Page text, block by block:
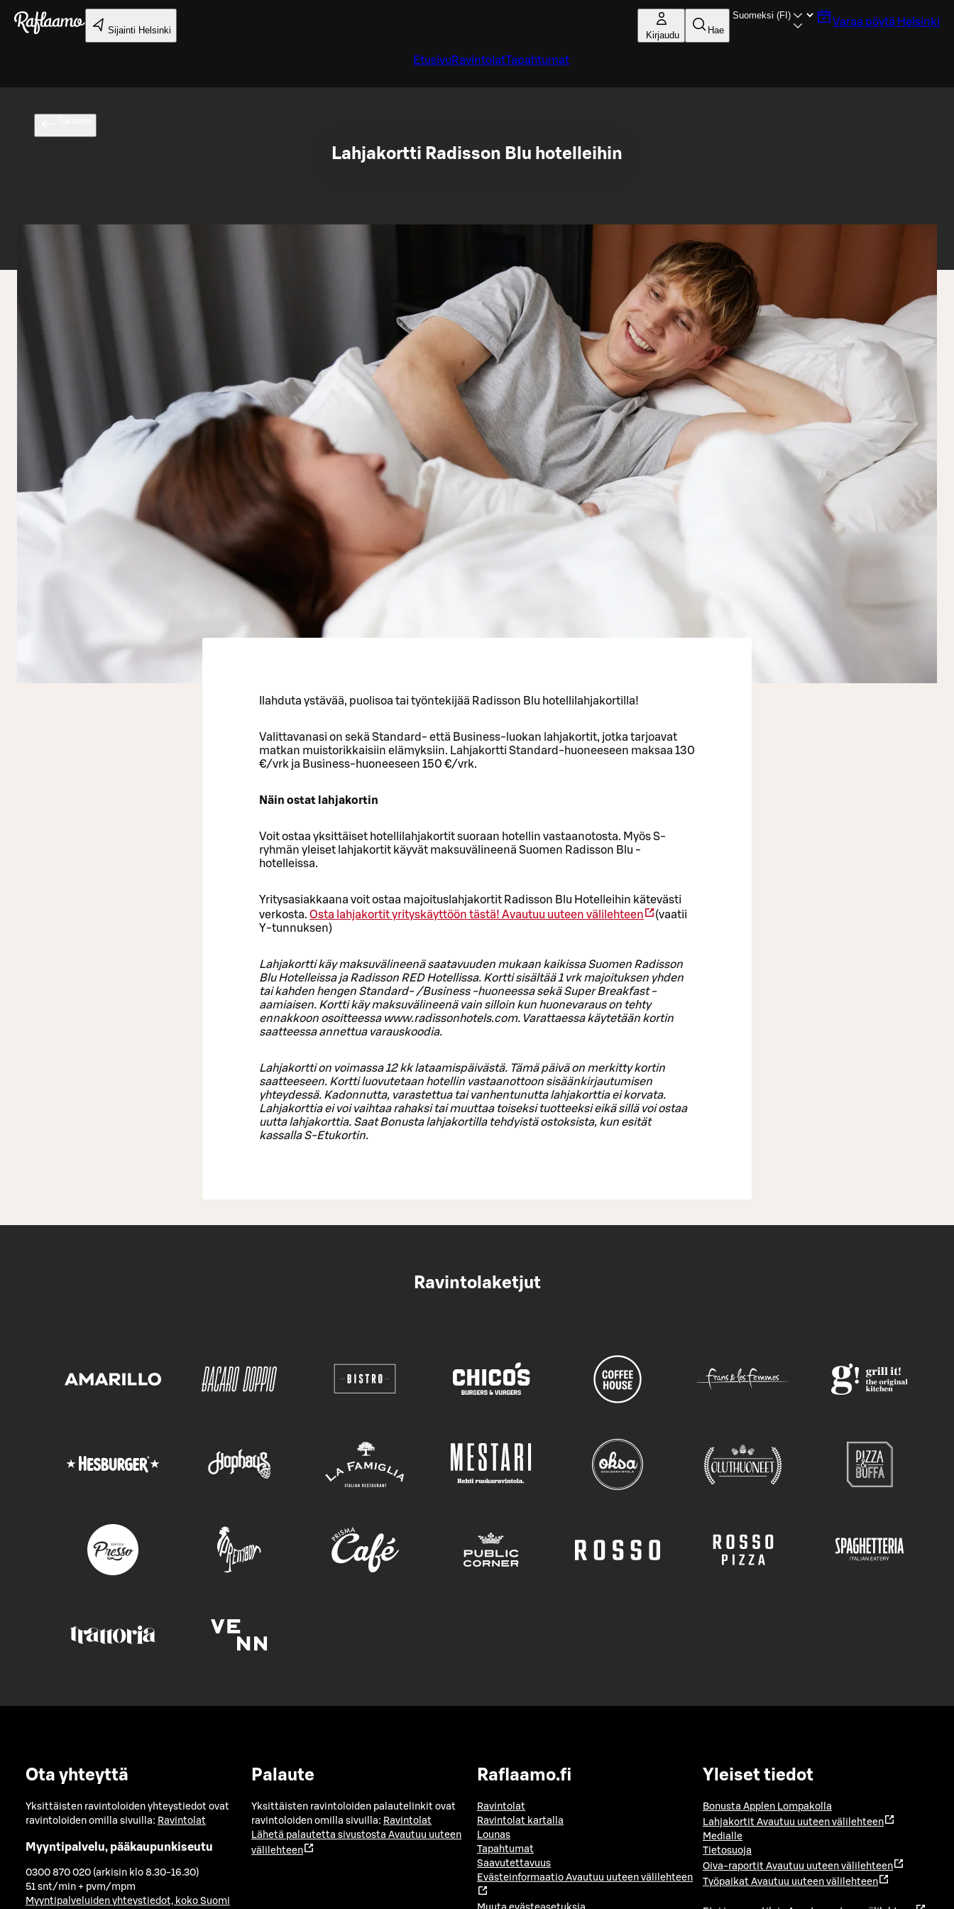
Siirry pääsisältöön
Sijainti Helsinki Kirjaudu Hae
Varaa pöytä Helsinki
Etusivu RavintolatTapahtumat
Lahjakortti Radisson Blu hotelleihin
Ilahduta ystävää, puolisoa tai työntekijää Radisson Blu hotellilahjakortilla!
Valittavanasi on sekä Standard- että Business-luokan lahjakortit, jotka tarjoavat
matkan muistorikkaisiin elämyksiin. Lahjakortti Standard-huoneeseen maksaa 130
€/vrk ja Business-huoneeseen 150 €/vrk.
Näin ostat lahjakortin
Voit ostaa yksittäiset hotellilahjakortit suoraan hotellin vastaanotosta. Myös S-
ryhmän yleiset lahjakortit käyvät maksuvälineenä Suomen Radisson Blu -
hotelleissa.
Yritysasiakkaana voit ostaa majoituslahjakortit Radisson Blu Hotelleihin kätevästi
verkosta. Osta lahjakortit yrityskäyttöön tästä! Avautuu uuteen välilehteen
(vaatii
Y-tunnuksen)
Lahjakortti käy maksuvälineenä saatavuuden mukaan kaikissa Suomen Radisson
Blu Hotelleissa ja Radisson RED Hotellissa. Kortti sisältää 1 vrk majoituksen yhden
tai kahden hengen Standard- /Business -huoneessa sekä Super Breakfast -
aamiaisen. Kortti käy maksuvälineenä vain silloin kun huonevaraus on tehty
ennakkoon osoitteessa www.radissonhotels.com. Varattaessa käytetään kortin
saatteessa annettua varauskoodia.
Lahjakortti on voimassa 12 kk lataamispäivästä. Tämä päivä on merkitty kortin
saatteeseen. Kortti luovutetaan hotellin vastaanottoon sisäänkirjautumisen
yhteydessä. Kadonnutta, varastettua tai vanhentunutta lahjakorttia ei korvata.
Lahjakorttia ei voi vaihtaa rahaksi tai muuttaa toiseksi tuotteeksi eikä sillä voi ostaa
uutta lahjakorttia. Saat Bonusta lahjakortilla tehdyistä ostoksista, kun esität
kassalla S-Etukortin.
Ravintolaketjut
Ota yhteyttä
Yksittäisten ravintoloiden yhteystiedot ovat
ravintoloiden omilla sivuilla: Ravintolat
Myyntipalvelu, pääkaupunkiseutu
0300 870 020 (arkisin klo 8.30-16.30)
51 snt/min + pvm/mpm
Myyntipalveluiden yhteystiedot, koko Suomi
Palaute
Yksittäisten ravintoloiden palautelinkit ovat
ravintoloiden omilla sivuilla: Ravintolat
Lähetä palautetta sivustosta Avautuu uuteen
välilehteen
Raflaamo.fi
Ravintolat
Ravintolat kartalla
Lounas
Tapahtumat
Saavutettavuus
Evästeinformaatio Avautuu uuteen välilehteen
Yleiset tiedot
Bonusta Applen Lompakolla
Lahjakortit Avautuu uuteen välilehteen
Medialle
Tietosuoja
Oiva-raportit Avautuu uuteen välilehteen
Työpaikat Avautuu uuteen välilehteen